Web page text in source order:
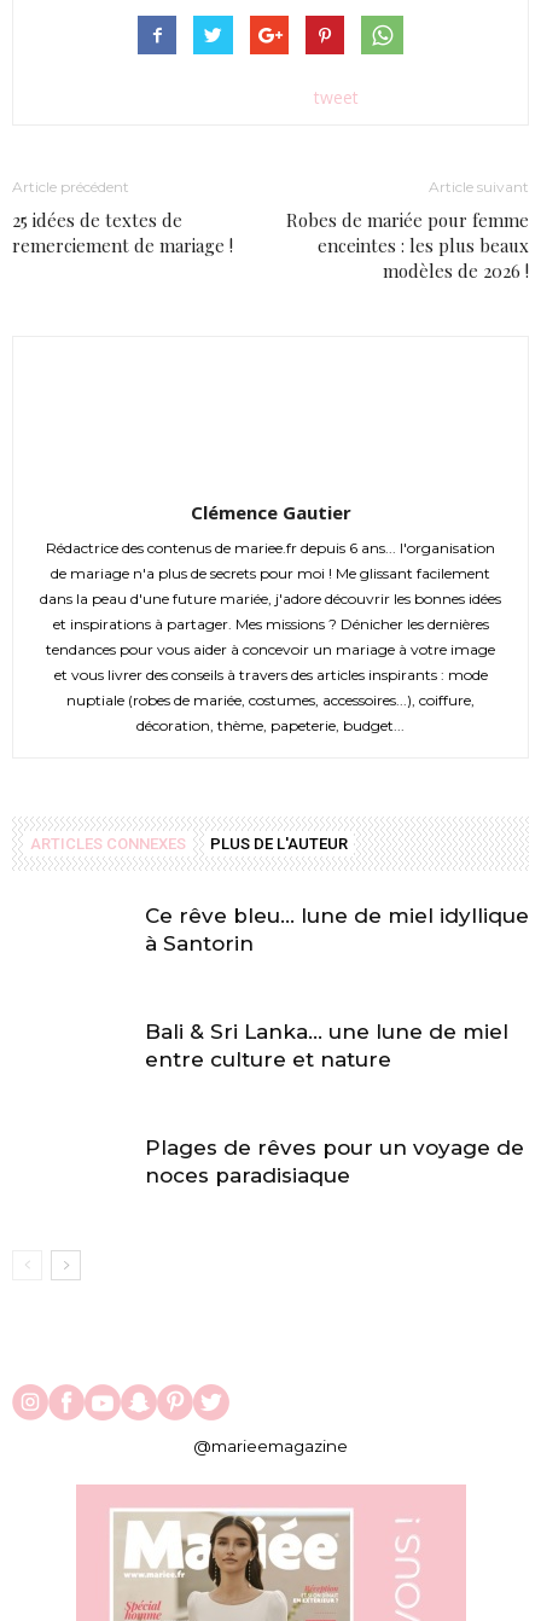
tweet
Article précédent
25 idées de textes de
remerciement de mariage !
Article suivant
Robes de mariée pour femme
enceintes : les plus beaux
modèles de 2026 !
Clémence Gautier
Rédactrice des contenus de mariee.fr depuis 6 ans... l'organisation
de mariage n'a plus de secrets pour moi ! Me glissant facilement
dans la peau d'une future mariée, j'adore découvrir les bonnes idées
et inspirations à partager. Mes missions ? Dénicher les dernières
tendances pour vous aider à concevoir un mariage à votre image
et vous livrer des conseils à travers des articles inspirants : mode
nuptiale (robes de mariée, costumes, accessoires...), coiffure,
décoration, thème, papeterie, budget...
ARTICLES CONNEXES PLUS DE L'AUTEUR
Ce rêve bleu… lune de miel idyllique
à Santorin
Bali & Sri Lanka… une lune de miel
entre culture et nature
Plages de rêves pour un voyage de
noces paradisiaque
@marieemagazine